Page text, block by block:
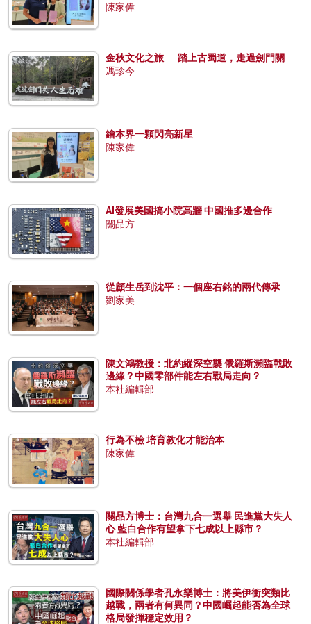
陳家偉
金秋文化之旅──踏上古蜀道，走過劍門關
馮珍今
繪本界一顆閃亮新星
陳家偉
AI發展美國搞小院高牆 中國推多邊合作
關品方
從顧生岳到沈平：一個座右銘的兩代傳承
劉家美
陳文鴻教授：北約縱深空襲 俄羅斯瀕臨戰敗
邊緣？中國零部件能左右戰局走向？
本社編輯部
行為不檢 培育教化才能治本
陳家偉
關品方博士：台灣九合一選舉 民進黨大失人
心 藍白合作有望拿下七成以上縣市？
本社編輯部
國際關係學者孔永樂博士：將美伊衝突類比
越戰，兩者有何異同？中國崛起能否為全球
格局發揮穩定效用？